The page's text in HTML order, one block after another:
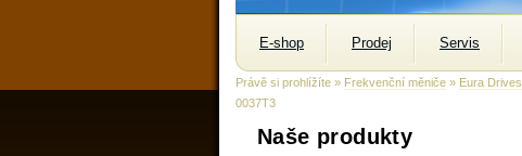
E-shop Prodej Servis
Právě si prohlížíte » Frekvenční měniče » Eura Drives
0037T3
Naše produkty